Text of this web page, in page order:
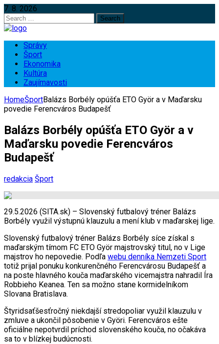
7. 8. 2026
Search
for:
Správy
Šport
Ekonomika
Kultúra
Zaujímavosti
HomeŠportBalázs Borbély opúšťa ETO Györ a v Maďarsku
povedie Ferencváros Budapešť
Balázs Borbély opúšťa ETO Györ a v
Maďarsku povedie Ferencváros
Budapešť
redakcia Šport
29.5.2026 (SITA.sk) – Slovenský futbalový tréner Balázs
Borbély využil výstupnú klauzulu a mení klub v maďarskej lige.
Slovenský futbalový tréner Balázs Borbély síce získal s
maďarským tímom FC ETO Györ majstrovský titul, no v Lige
majstrov ho nepovedie. Podľa webu denníka Nemzeti Sport
totiž prijal ponuku konkurenčného Ferencvárosu Budapešť a
na poste hlavného kouča maďarského vicemajstra nahradil Íra
Robbieho Keanea. Ten sa možno stane kormidelníkom
Slovana Bratislava.
Štyridsaťšesťročný niekdajší stredopoliar využil klauzulu v
zmluve a ukončil pôsobenie v Györi. Ferencváros ešte
oficiálne nepotvrdil príchod slovenského kouča, no očakáva
sa to v blízkej budúcnosti.